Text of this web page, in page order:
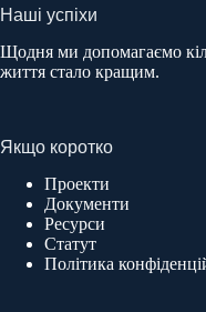
Наші успіхи
Щодня ми допомагаємо
життя стало кращим.
Якщо коротко
Проекти
Документи
Ресурси
Статут
Політика